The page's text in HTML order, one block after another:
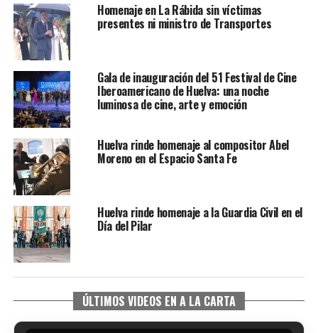
Homenaje en La Rábida sin víctimas
presentes ni ministro de Transportes
Gala de inauguración del 51 Festival de Cine
Iberoamericano de Huelva: una noche
luminosa de cine, arte y emoción
Huelva rinde homenaje al compositor Abel
Moreno en el Espacio Santa Fe
Huelva rinde homenaje a la Guardia Civil en el
Día del Pilar
ÚLTIMOS VIDEOS EN A LA CARTA